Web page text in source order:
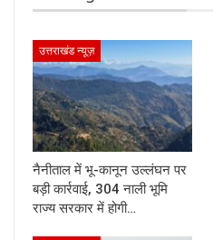
उत्तराखंड न्यूज़
नैनीताल में भू-कानून उल्लंघन पर
बड़ी कार्रवाई, 304 नाली भूमि
राज्य सरकार में होगी…